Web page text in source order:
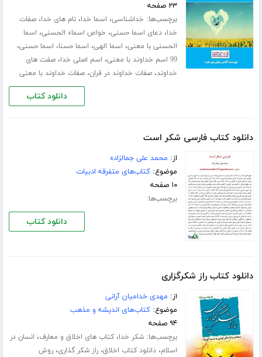
۲۳ صفحه
برچسب‌ها: خداشناسی، اسما خدا،نام های خدا،صفات
خدا،دعای اسما حسنی، خواص اسماء الحسنی، اسما
الحسنی با معنی، اسما الهی، اسما حسنا، اسما حسنی،
99 اسم خداوند با معنی ، اسم اصلی خدا،صفت های
خداوند،صفات خداوند در قران،صفات خداوند با معنی
دانلود کتاب
دانلود کتاب فارسی شکر است
از: محمد علی جمالزاده
موضوع:کتاب‌های متفرقه ادبیات
۱۰ صفحه
برچسب‌ها:
دانلود کتاب
دانلود کتاب راز شکرگزارى
از: مهدی خدامیان آرانی
موضوع:کتاب‌های اندیشه و مذهب
۹۴ صفحه
برچسب‌ها:شکر خدا،کتاب های اخلاق و معارف، انسان در
اسلام،دانلود کتاب اخلاق،راز شکر گذاری،روش